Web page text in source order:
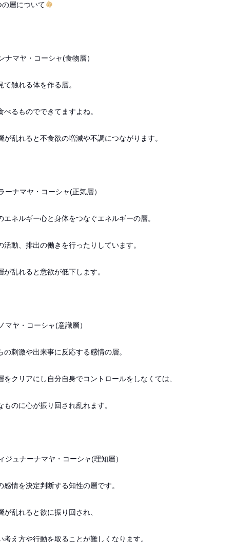
の層について
ナマヤ・コーシャ(食物層）
て触れる体を作る層。
べるものでできてますよね。
が乱れると不食欲の増減や不調につながります。
ーナマヤ・コーシャ(正気層）
エネルギー心と身体をつなぐエネルギーの層。
活動、排出の働きを行ったりしています。
が乱れると意欲が低下します。
マヤ・コーシャ(意識層）
の刺激や出来事に反応する感情の層。
をクリアにし自分自身でコントロールをしなくては、
ものに心が振り回され乱れます。
ジュナーナマヤ・コーシャ(理知層）
感情を決定判断する知性の層です。
が乱れると欲に振り回され、
考え方や行動を取ることが難しくなります。